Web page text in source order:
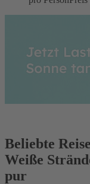
Beliebte
Weiße
pur